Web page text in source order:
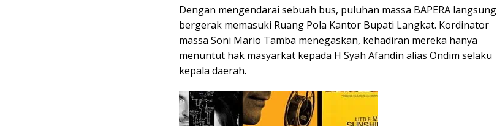
Dengan mengendarai sebuah bus, puluhan massa BAPERA langsung
bergerak memasuki Ruang Pola Kantor Bupati Langkat. Kordinator
massa Soni Mario Tamba menegaskan, kehadiran mereka hanya
menuntut hak masyarkat kepada H Syah Afandin alias Ondim selaku
kepala daerah.